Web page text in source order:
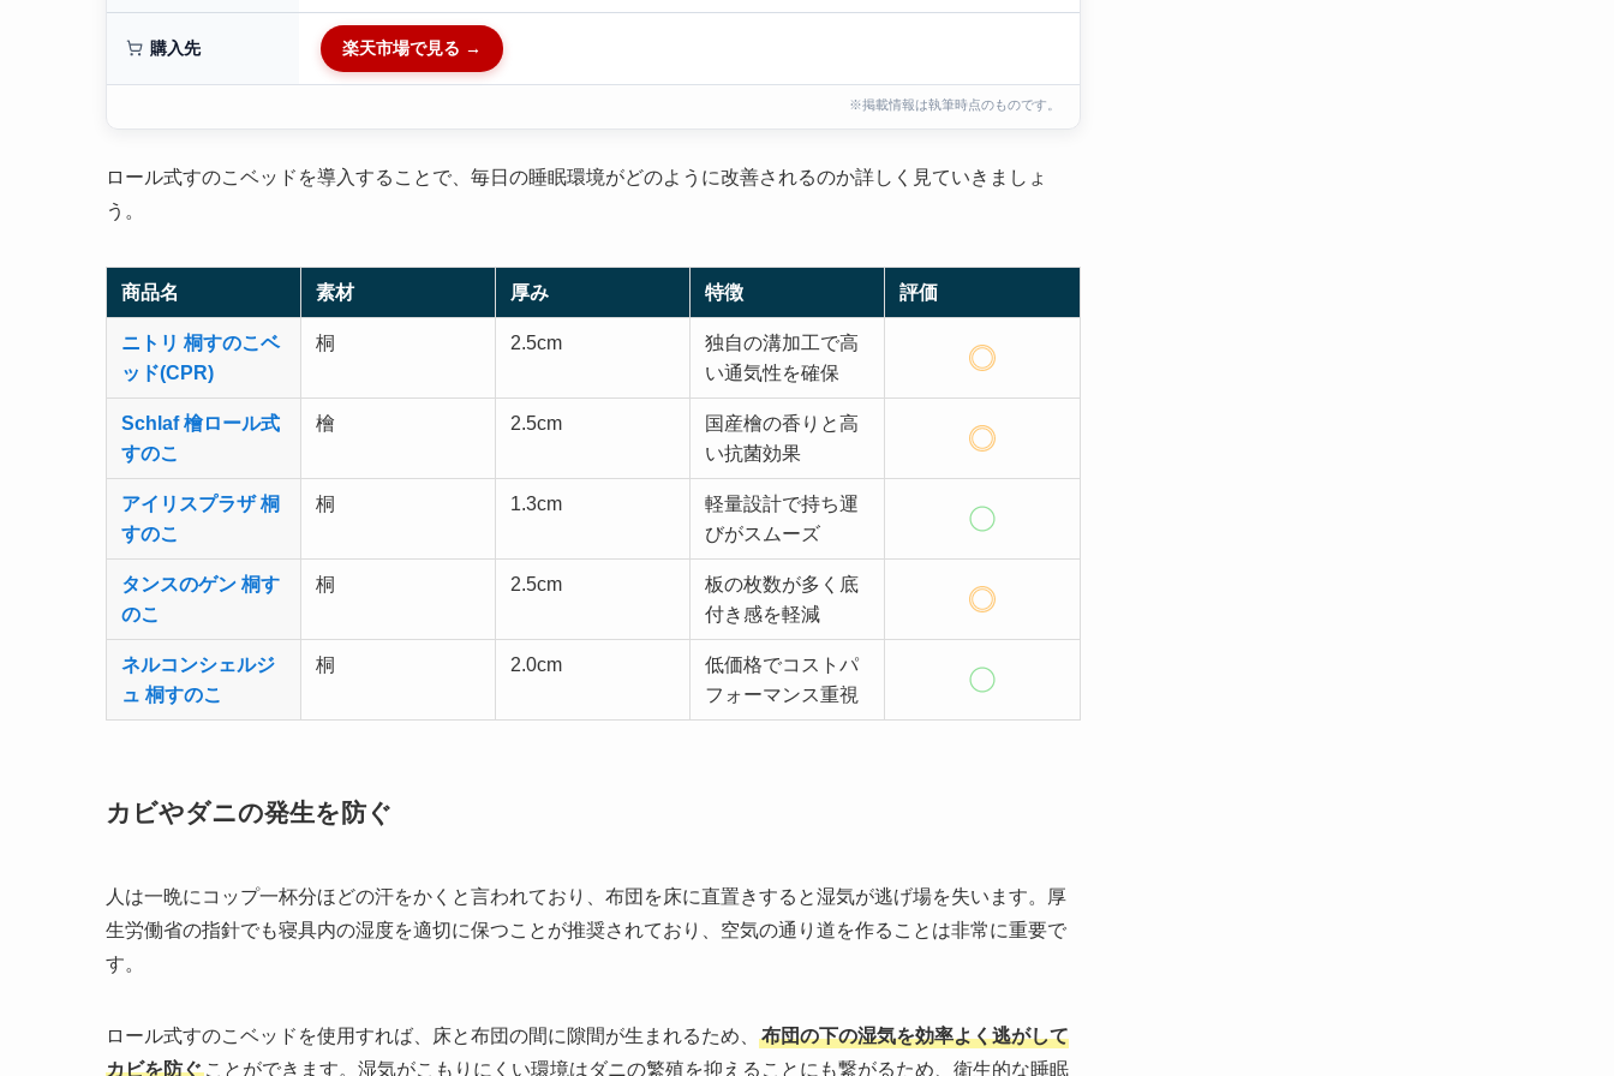
購入先 楽天市場で見る →
※掲載情報は執筆時点のものです。
ロール式すのこベッドを導入することで、毎日の睡眠環境がどのように改善されるのか詳しく見ていきましょ
う。
商品名 素材 厚み 特徴 評価
ニトリ 桐すのこベ
ッド(CPR)
桐 2.5cm
独自の溝加工で高
い通気性を確保
Schlaf 檜ロール式
すのこ
檜 2.5cm
国産檜の香りと高
い抗菌効果
アイリスプラザ 桐
すのこ
桐 1.3cm
軽量設計で持ち運
びがスムーズ
タンスのゲン 桐す
のこ
桐 2.5cm
板の枚数が多く底
付き感を軽減
ネルコンシェルジ
ュ 桐すのこ
桐 2.0cm
低価格でコストパ
フォーマンス重視
カビやダニの発生を防ぐ
人は一晩にコップ一杯分ほどの汗をかくと言われており、布団を床に直置きすると湿気が逃げ場を失います。厚
生労働省の指針でも寝具内の湿度を適切に保つことが推奨されており、空気の通り道を作ることは非常に重要で
す。
ロール式すのこベッドを使用すれば、床と布団の間に隙間が生まれるため、
布団の下の湿気を効率よく逃がして
カビを防ぐ ことができます。湿気がこもりにくい環境はダニの繁殖を抑えることにも繋がるため、衛生的な睡眠